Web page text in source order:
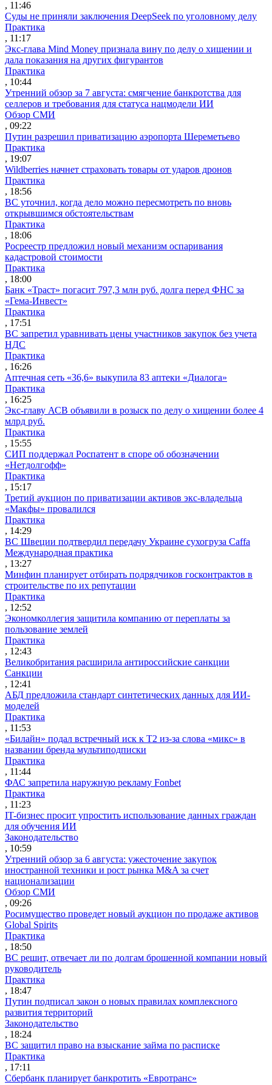
, 11:46
Суды не приняли заключения DeepSeek по уголовному делу
Практика
, 11:17
Экс-глава Mind Money признала вину по делу о хищении и
дала показания на других фигурантов
Практика
, 10:44
Утренний обзор за 7 августа: смягчение банкротства для
селлеров и требования для статуса нацмодели ИИ
Обзор СМИ
, 09:22
Путин разрешил приватизацию аэропорта Шереметьево
Практика
, 19:07
Wildberries начнет страховать товары от ударов дронов
Практика
, 18:56
ВС уточнил, когда дело можно пересмотреть по вновь
открывшимся обстоятельствам
Практика
, 18:06
Росреестр предложил новый механизм оспаривания
кадастровой стоимости
Практика
, 18:00
Банк «Траст» погасит 797,3 млн руб. долга перед ФНС за
«Гема-Инвест»
Практика
, 17:51
ВС запретил уравнивать цены участников закупок без учета
НДС
Практика
, 16:26
Аптечная сеть «36,6» выкупила 83 аптеки «Диалога»
Практика
, 16:25
Экс-главу АСВ объявили в розыск по делу о хищении более 4
млрд руб.
Практика
, 15:55
СИП поддержал Роспатент в споре об обозначении
«Нетдолгофф»
Практика
, 15:17
Третий аукцион по приватизации активов экс-владельца
«Макфы» провалился
Практика
, 14:29
ВС Швеции подтвердил передачу Украине сухогруза Caffa
Международная практика
, 13:27
Минфин планирует отбирать подрядчиков госконтрактов в
строительстве по их репутации
Практика
, 12:52
Экономколлегия защитила компанию от переплаты за
пользование землей
Практика
, 12:43
Великобритания расширила антироссийские санкции
Санкции
, 12:41
АБД предложила стандарт синтетических данных для ИИ-
моделей
Практика
, 11:53
«Билайн» подал встречный иск к Т2 из-за слова «микс» в
названии бренда мультиподписки
Практика
, 11:44
ФАС запретила наружную рекламу Fonbet
Практика
, 11:23
IT-бизнес просит упростить использование данных граждан
для обучения ИИ
Законодательство
, 10:59
Утренний обзор за 6 августа: ужесточение закупок
иностранной техники и рост рынка M&A за счет
национализации
Обзор СМИ
, 09:26
Росимущество проведет новый аукцион по продаже активов
Global Spirits
Практика
, 18:50
ВС решит, отвечает ли по долгам брошенной компании новый
руководитель
Практика
, 18:47
Путин подписал закон о новых правилах комплексного
развития территорий
Законодательство
, 18:24
ВС защитил право на взыскание займа по расписке
Практика
, 17:11
Сбербанк планирует банкротить «Евротранс»